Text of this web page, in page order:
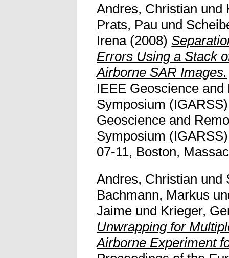
Andres, Christian und
Prats, Pau und
Irena(2008)
Errors Using a Stack
Airborne SAR Images.
IEEE Geoscience
Symposium
Geoscience and
Symposium
07-11, Boston,
Andres, Christian und
Bachmann, Markus
Jaime und Krieger,
Unwrapping for
Airborne Experiment